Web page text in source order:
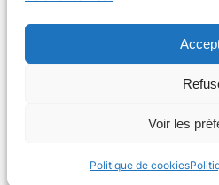
Voir les
Politique de cookies
Tous les événements
Plus d’activités
S’abonner par mail
WordPress